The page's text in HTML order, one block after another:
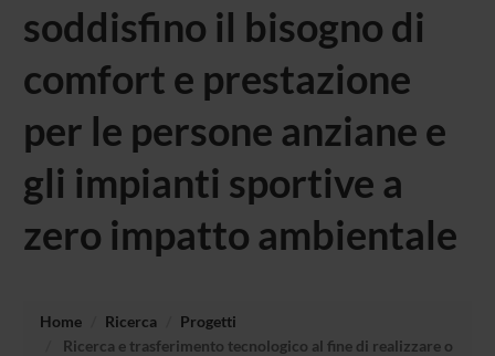
soddisfino il bisogno di
comfort e prestazione
per le persone anziane e
gli impianti sportive a
zero impatto ambientale
Home Ricerca
Progetti
Ricerca e trasferimento tecnologico al fine di realizzare o